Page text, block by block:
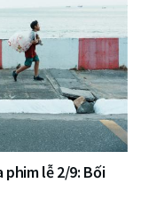
phim lễ 2/9: Bối